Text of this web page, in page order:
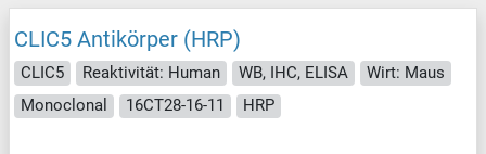
CLIC5 Antikörper (HRP)
CLIC5 Reaktivität: Human WB, IHC, ELISA
Wirt: Maus
Monoclonal
16CT28-16-11 HRP